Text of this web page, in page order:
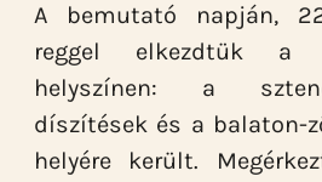
A bemutató napján,
reggel elkezdtük a
helyszínen: a
díszítések és a balaton-
helyére került.